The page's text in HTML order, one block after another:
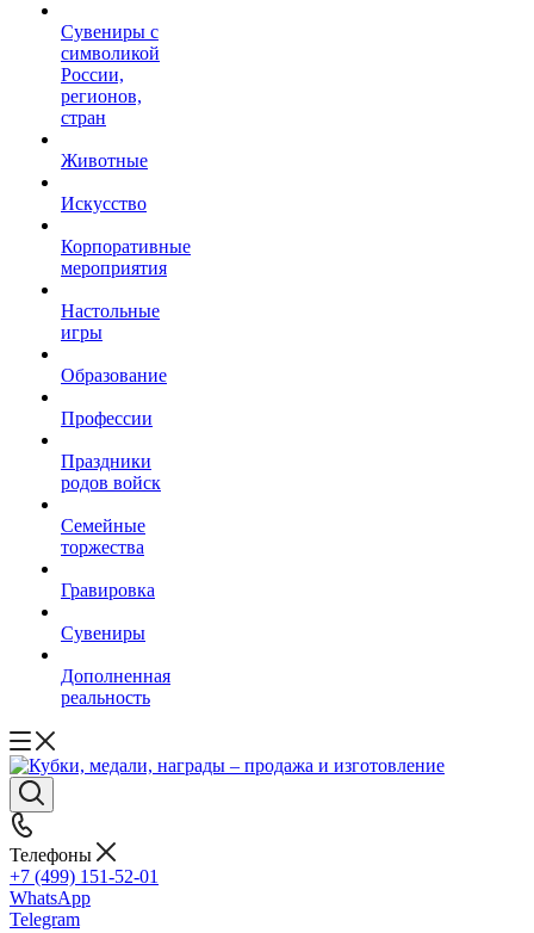
Сувениры с
символикой
России,
регионов,
стран
Животные
Искусство
Корпоративные
мероприятия
Настольные
игры
Образование
Профессии
Праздники
родов войск
Семейные
торжества
Гравировка
Сувениры
Дополненная
реальность
Телефоны
+7 (499) 151-52-01
WhatsApp
Telegram